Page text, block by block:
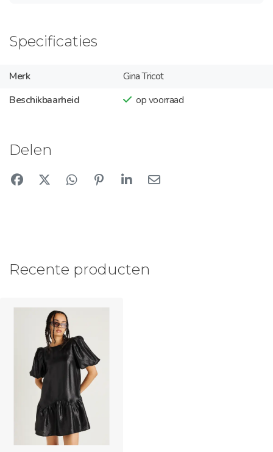
Specificaties
Merk
Gina Tricot
Beschikbaarheid
op voorraad
Delen
Recente producten